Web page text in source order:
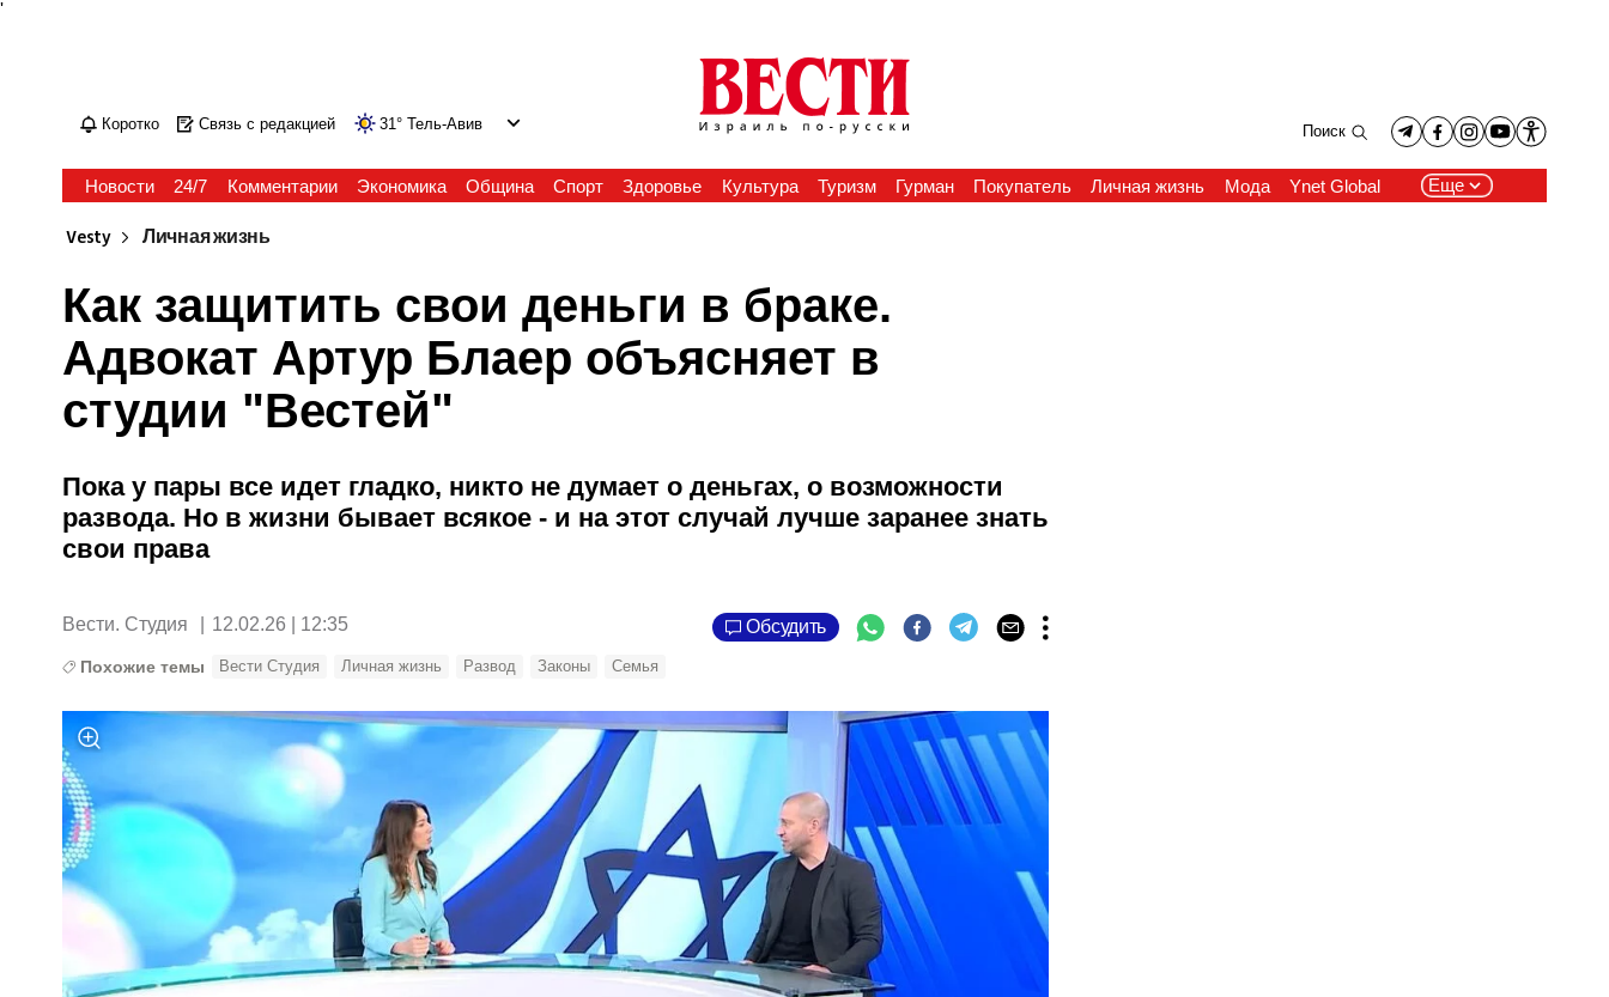
'
Коротко Связь с редакцией 31° Тель-Авив Поиск
Новости 24/7 Комментарии Экономика Община Спорт Здоровье Культура Туризм Гурман Покупатель Личная жизнь Мода Ynet Global Еще
Vesty Личная жизнь
Как защитить свои деньги в браке.
Адвокат Артур Блаер объясняет в
студии "Вестей"
Пока у пары все идет гладко, никто не думает о деньгах, о возможности
развода. Но в жизни бывает всякое - и на этот случай лучше заранее знать
свои права
Вести. Студия 12.02.26 | 12:35 Обсудить
Похожие темы Вести Студия Личная жизнь Развод Законы Семья